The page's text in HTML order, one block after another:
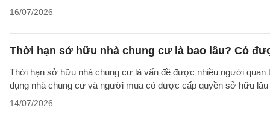
16/07/2026
Thời hạn sở hữu nhà chung cư là bao lâu? Có
Thời hạn sở hữu nhà chung cư là vấn đề được nhiều người quan
dụng nhà chung cư và người mua có được cấp quyền sở hữu
14/07/2026